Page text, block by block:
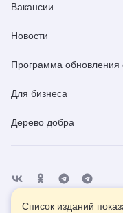
Вакансии
Новости
Программа обновления
Для бизнеса
Дерево добра
Список изданий